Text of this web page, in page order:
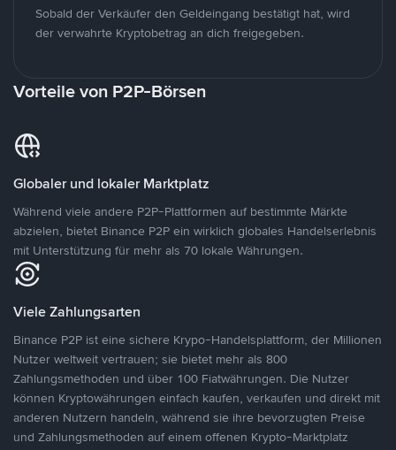
Sobald der Verkäufer den Geldeingang bestätigt hat, wird
der verwahrte Kryptobetrag an dich freigegeben.
Vorteile von P2P-Börsen
Globaler und lokaler Marktplatz
Während viele andere P2P-Plattformen auf bestimmte Märkte
abzielen, bietet Binance P2P ein wirklich globales Handelserlebnis
mit Unterstützung für mehr als 70 lokale Währungen.
Viele Zahlungsarten
Binance P2P ist eine sichere Krypo-Handelsplattform, der Millionen
Nutzer weltweit vertrauen; sie bietet mehr als 800
Zahlungsmethoden und über 100 Fiatwährungen. Die Nutzer
können Kryptowährungen einfach kaufen, verkaufen und direkt mit
anderen Nutzern handeln, während sie ihre bevorzugten Preise
und Zahlungsmethoden auf einem offenen Krypto-Marktplatz